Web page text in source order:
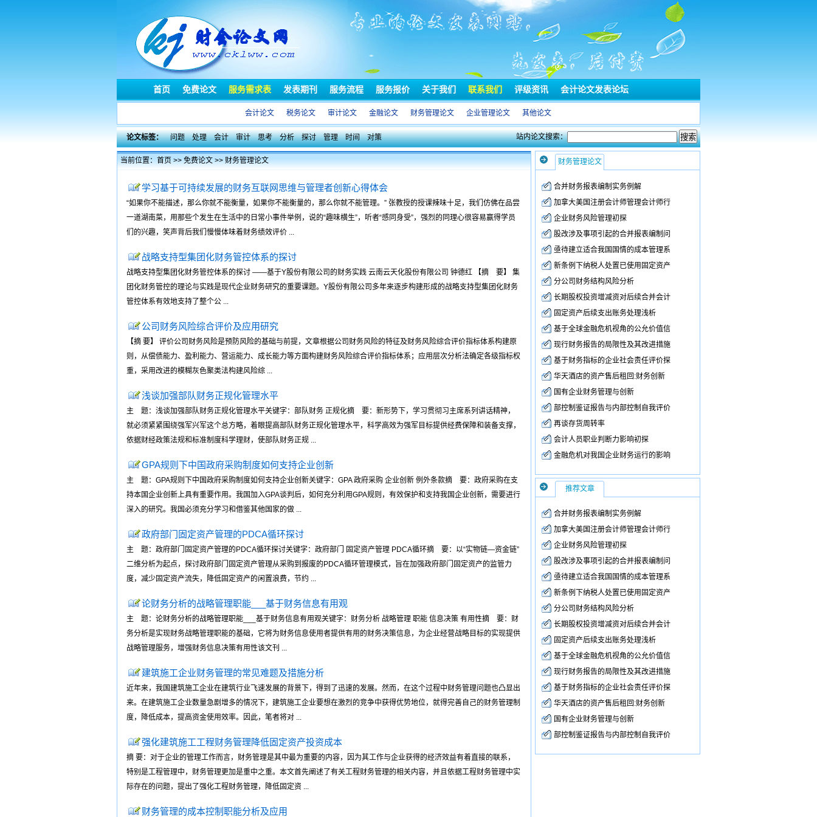
首页 免费论文 服务需求表 发表期刊 服务流程 服务报价 关于我们 联系我们 评级资讯 会计论文发表论坛
会计论文 税务论文 审计论文 金融论文 财务管理论文 企业管理论文 其他论文
论文标签： 问题 处理 会计 审计 思考 分析 探讨 管理 时间 对策 站内论文搜索：
当前位置：首页>>免费论文>>财务管理论文
学习基于可持续发展的财务互联网思维与管理者创新心得体会
“如果你不能描述，那么你就不能衡量，如果你不能衡量的，那么你就不能管理。” 张教授的授课辣味十足，我们仿佛在品尝
一道湖南菜，用那些个发生在生活中的日常小事件举例，说的“趣味横生”，听者“感同身受”，强烈的同理心很容易赢得学员
们的兴趣，笑声背后我们慢慢体味着财务绩效评价 ...
战略支持型集团化财务管控体系的探讨
战略支持型集团化财务管控体系的探讨 ——基于Y股份有限公司的财务实践 云南云天化股份有限公司 钟德红 【摘 要】 集
团化财务管控的理论与实践是现代企业财务研究的重要课题。Y股份有限公司多年来逐步构建形成的战略支持型集团化财务
管控体系有效地支持了整个公 ...
公司财务风险综合评价及应用研究
【摘 要】 评价公司财务风险是预防风险的基础与前提，文章根据公司财务风险的特征及财务风险综合评价指标体系构建原
则，从偿债能力、盈利能力、营运能力、成长能力等方面构建财务风险综合评价指标体系；应用层次分析法确定各级指标权
重，采用改进的模糊灰色聚类法构建风险综 ...
浅谈加强部队财务正规化管理水平
主 题：浅谈加强部队财务正规化管理水平关键字：部队财务 正规化摘 要：新形势下，学习贯彻习主席系列讲话精神，
就必须紧紧围绕强军兴军这个总方略，着眼提高部队财务正规化管理水平，科学高效为强军目标提供经费保障和装备支撑，
依据财经政策法规和标准制度科学理财，使部队财务正规 ...
GPA规则下中国政府采购制度如何支持企业创新
主 题：GPA规则下中国政府采购制度如何支持企业创新关键字：GPA 政府采购 企业创新 例外条款摘 要：政府采购在支
持本国企业创新上具有重要作用。我国加入GPA谈判后，如何充分利用GPA规则，有效保护和支持我国企业创新，需要进行
深入的研究。我国必须充分学习和借鉴其他国家的做 ...
政府部门固定资产管理的PDCA循环探讨
主 题：政府部门固定资产管理的PDCA循环探讨关键字：政府部门 固定资产管理 PDCA循环摘 要：以“实物链—资金链”
二维分析为起点，探讨政府部门固定资产管理从采购到报废的PDCA循环管理模式，旨在加强政府部门固定资产的监管力
度，减少固定资产流失，降低固定资产的闲置浪费，节约 ...
论财务分析的战略管理职能___基于财务信息有用观
主 题：论财务分析的战略管理职能___基于财务信息有用观关键字：财务分析 战略管理 职能 信息决策 有用性摘 要：财
务分析是实现财务战略管理职能的基础，它将为财务信息使用者提供有用的财务决策信息，为企业经营战略目标的实现提供
战略管理服务，增强财务信息决策有用性该文刊 ...
建筑施工企业财务管理的常见难题及措施分析
近年来，我国建筑施工企业在建筑行业飞速发展的背景下，得到了迅速的发展。然而，在这个过程中财务管理问题也凸显出
来。在建筑施工企业数量急剧增多的情况下，建筑施工企业要想在激烈的竞争中获得优势地位，就得完善自己的财务管理制
度，降低成本，提高资金使用效率。因此，笔者将对 ...
强化建筑施工工程财务管理降低固定资产投资成本
摘 要：对于企业的管理工作而言，财务管理是其中最为重要的内容，因为其工作与企业获得的经济效益有着直接的联系，
特别是工程管理中，财务管理更加是重中之重。本文首先阐述了有关工程财务管理的相关内容，并且依据工程财务管理中实
际存在的问题，提出了强化工程财务管理，降低固定资 ...
财务管理的成本控制职能分析及应用
财务管理论文
合并财务报表编制实务例解
加拿大美国注册会计师管理会计师行
企业财务风险管理初探
股改涉及事项引起的合并报表编制问
亟待建立适合我国国情的成本管理系
新条例下纳税人处置已使用固定资产
分公司财务结构风险分析
长期股权投资增减资对后续合并会计
固定资产后续支出账务处理浅析
基于全球金融危机视角的公允价值信
现行财务报告的局限性及其改进措施
基于财务指标的企业社会责任评价探
华天酒店的资产售后租回:财务创新
国有企业财务管理与创新
部控制鉴证报告与内部控制自我评价
再谈存货周转率
会计人员职业判断力影响初探
金融危机对我国企业财务运行的影响
推荐文章
合并财务报表编制实务例解
加拿大美国注册会计师管理会计师行
企业财务风险管理初探
股改涉及事项引起的合并报表编制问
亟待建立适合我国国情的成本管理系
新条例下纳税人处置已使用固定资产
分公司财务结构风险分析
长期股权投资增减资对后续合并会计
固定资产后续支出账务处理浅析
基于全球金融危机视角的公允价值信
现行财务报告的局限性及其改进措施
基于财务指标的企业社会责任评价探
华天酒店的资产售后租回:财务创新
国有企业财务管理与创新
部控制鉴证报告与内部控制自我评价